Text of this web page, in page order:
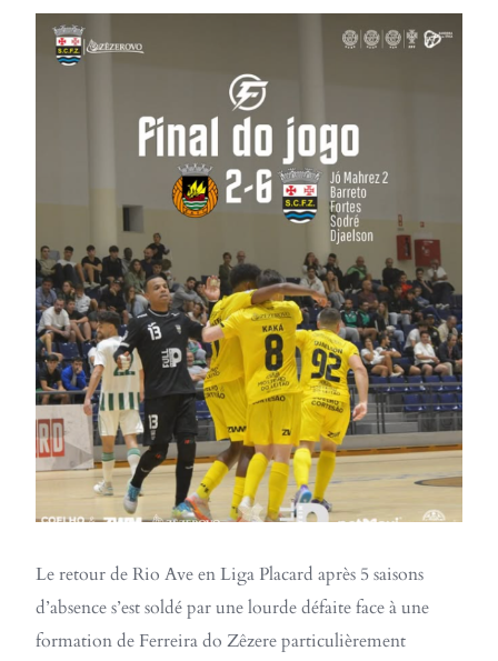
Le retour de Rio Ave en Liga Placard après 5 saisons
d’absence s’est soldé par une lourde défaite face à une
formation de Ferreira do Zêzere particulièrement